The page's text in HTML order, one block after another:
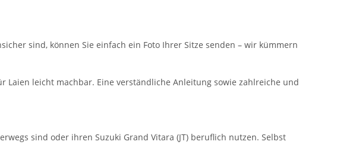
sind, können Sie einfach ein Foto Ihrer Sitze senden – wir kümmern
Laien leicht machbar. Eine verständliche Anleitung sowie zahlreiche und
sind oder ihren Suzuki Grand Vitara (JT) beruflich nutzen. Selbst